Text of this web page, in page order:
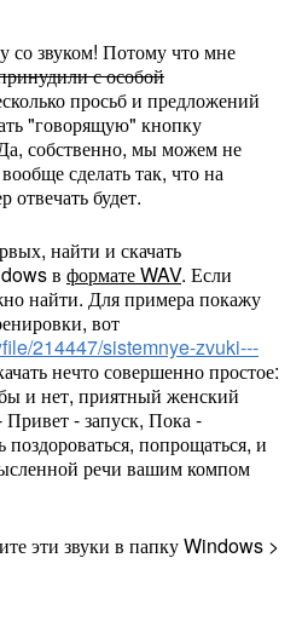
со звуком! Потому что мне
с особой
просьб и предложений
"говорящую" кнопку
собственно, мы можем не
сделать так, что на
будет.
найти и скачать
в формате WAV. Если
найти. Для примера покажу
вот
214447/sistemnye-zvuki---
нечто совершенно простое:
и нет, приятный женский
- запуск, Пока -
поздороваться, попрощаться, и
речи вашим компом
эти звуки в папку Windows >